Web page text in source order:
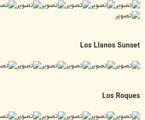
Los Llanos Sunset
Los Roques